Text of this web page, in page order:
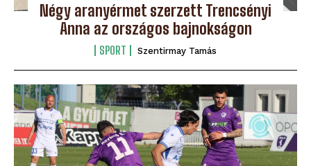
Négy aranyérmet szerzett Trencsényi
Anna az országos bajnokságon
SPORT Szentirmay Tamás